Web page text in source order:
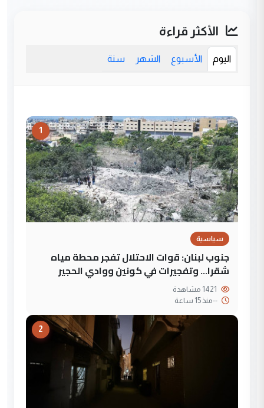
الأكثر قراءة
اليوم الأسبوع الشهر سنة
1
سياسية
جنوب لبنان: قوات الاحتلال تفجر محطة مياه
شقرا… وتفجيرات في كونين ووادي الحجير
--منذ 15 ساعة
2